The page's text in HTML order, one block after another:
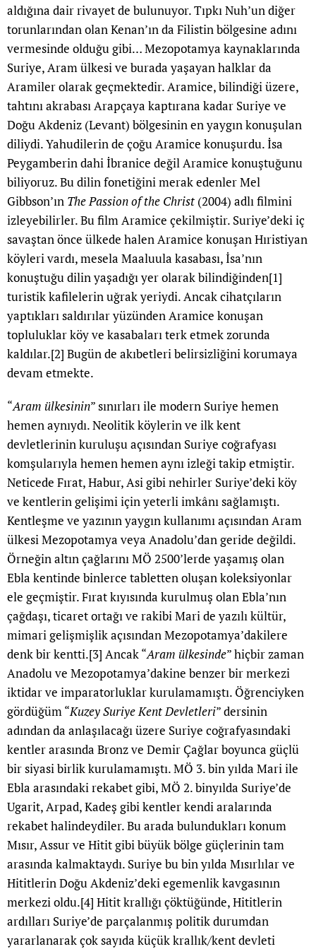
aldığına dair rivayet de bulunuyor. Tıpkı Nuh’un diğer
torunlarından olan Kenan’ın da Filistin bölgesine adını
vermesinde olduğu gibi… Mezopotamya kaynaklarında
Suriye, Aram ülkesi ve burada yaşayan halklar da
Aramiler olarak geçmektedir. Aramice, bilindiği üzere,
tahtını akrabası Arapçaya kaptırana kadar Suriye ve
Doğu Akdeniz (Levant) bölgesinin en yaygın konuşulan
diliydi. Yahudilerin de çoğu Aramice konuşurdu. İsa
Peygamberin dahi İbranice değil Aramice konuştuğunu
biliyoruz. Bu dilin fonetiğini merak edenler Mel
Gibbson’ın The Passion of the Christ (2004) adlı filmini
izleyebilirler. Bu film Aramice çekilmiştir. Suriye’deki iç
savaştan önce ülkede halen Aramice konuşan Hıristiyan
köyleri vardı, mesela Maaluula kasabası, İsa’nın
konuştuğu dilin yaşadığı yer olarak bilindiğinden[1]
turistik kafilelerin uğrak yeriydi. Ancak cihatçıların
yaptıkları saldırılar yüzünden Aramice konuşan
topluluklar köy ve kasabaları terk etmek zorunda
kaldılar.[2] Bugün de akıbetleri belirsizliğini korumaya
devam etmekte.
“Aram ülkesinin” sınırları ile modern Suriye hemen
hemen aynıydı. Neolitik köylerin ve ilk kent
devletlerinin kuruluşu açısından Suriye coğrafyası
komşularıyla hemen hemen aynı izleği takip etmiştir.
Neticede Fırat, Habur, Asi gibi nehirler Suriye’deki köy
ve kentlerin gelişimi için yeterli imkânı sağlamıştı.
Kentleşme ve yazının yaygın kullanımı açısından Aram
ülkesi Mezopotamya veya Anadolu’dan geride değildi.
Örneğin altın çağlarını MÖ 2500’lerde yaşamış olan
Ebla kentinde binlerce tabletten oluşan koleksiyonlar
ele geçmiştir. Fırat kıyısında kurulmuş olan Ebla’nın
çağdaşı, ticaret ortağı ve rakibi Mari de yazılı kültür,
mimari gelişmişlik açısından Mezopotamya’dakilere
denk bir kentti.[3] Ancak “Aram ülkesinde” hiçbir zaman
Anadolu ve Mezopotamya’dakine benzer bir merkezi
iktidar ve imparatorluklar kurulamamıştı. Öğrenciyken
gördüğüm “Kuzey Suriye Kent Devletleri” dersinin
adından da anlaşılacağı üzere Suriye coğrafyasındaki
kentler arasında Bronz ve Demir Çağlar boyunca güçlü
bir siyasi birlik kurulamamıştı. MÖ 3. bin yılda Mari ile
Ebla arasındaki rekabet gibi, MÖ 2. binyılda Suriye’de
Ugarit, Arpad, Kadeş gibi kentler kendi aralarında
rekabet halindeydiler. Bu arada bulundukları konum
Mısır, Assur ve Hitit gibi büyük bölge güçlerinin tam
arasında kalmaktaydı. Suriye bu bin yılda Mısırlılar ve
Hititlerin Doğu Akdeniz’deki egemenlik kavgasının
merkezi oldu.[4] Hitit krallığı çöktüğünde, Hititlerin
ardılları Suriye’de parçalanmış politik durumdan
yararlanarak çok sayıda küçük krallık/kent devleti